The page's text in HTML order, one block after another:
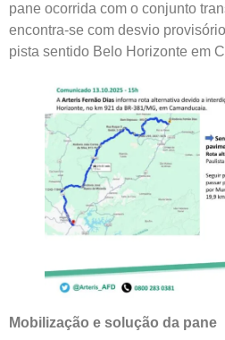
pane ocorrida com o conjunto
encontra-se com desvio
pista sentido Belo Horizonte em
Mobilização e solução da pane